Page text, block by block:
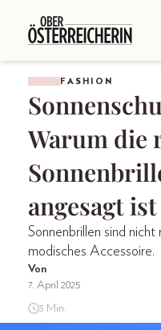
FASHION
Warum die
angesagt ist
Sonnenbrillen sind nicht
modisches Accessoire.
Von
7. April 2025
3 Min.